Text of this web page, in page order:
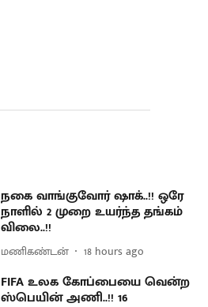
நகை வாங்குவோர் ஷாக்..!! ஒரே
நாளில் 2 முறை உயர்ந்த தங்கம்
விலை..!!
மணிகண்டன் 18 hours ago
FIFA உலக கோப்பையை வென்ற
ஸ்பெயின் அணி..!! 16